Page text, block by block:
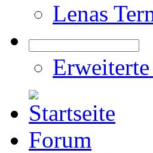
Lenas
Forum